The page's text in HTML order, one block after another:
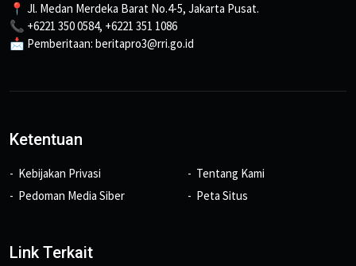
📍 Jl. Medan Merdeka Barat No.4-5, Jakarta Pusat.
📞 +6221 350 0584, +6221 351 1086
📩 Pemberitaan: beritapro3@rri.go.id
Ketentuan
Kebijakan Privasi
Pedoman Media Siber
Tentang Kami
Peta Situs
Link Terkait